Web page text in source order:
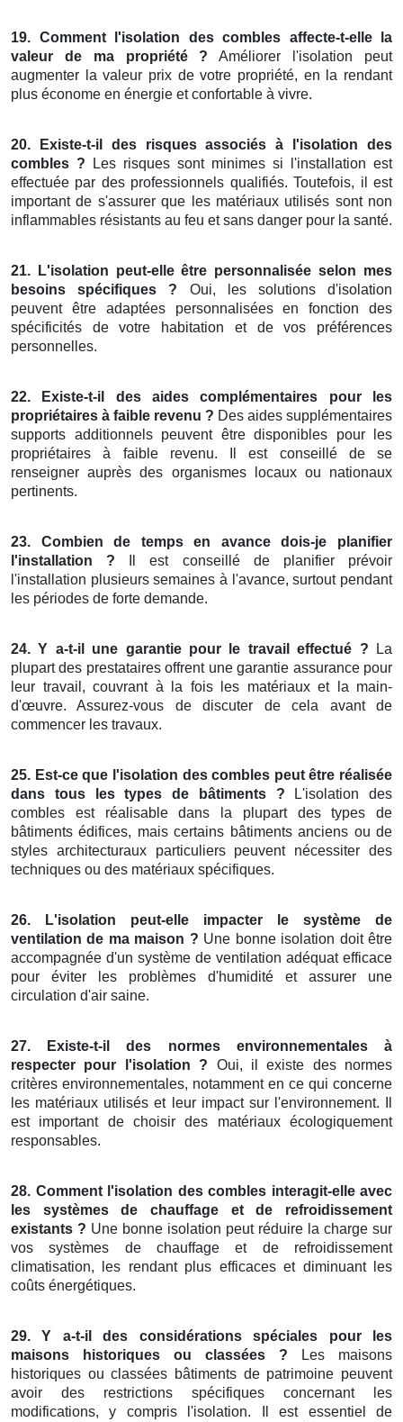
19. Comment l'isolation des combles affecte-t-elle la
valeur de ma propriété ? Améliorer l'isolation peut
augmenter la valeur prix de votre propriété, en la rendant
plus économe en énergie et confortable à vivre.
20. Existe-t-il des risques associés à l'isolation des
combles ? Les risques sont minimes si l'installation est
effectuée par des professionnels qualifiés. Toutefois, il est
important de s'assurer que les matériaux utilisés sont non
inflammables résistants au feu et sans danger pour la santé.
21. L'isolation peut-elle être personnalisée selon mes
besoins spécifiques ? Oui, les solutions d'isolation
peuvent être adaptées personnalisées en fonction des
spécificités de votre habitation et de vos préférences
personnelles.
22. Existe-t-il des aides complémentaires pour les
propriétaires à faible revenu ? Des aides supplémentaires
supports additionnels peuvent être disponibles pour les
propriétaires à faible revenu. Il est conseillé de se
renseigner auprès des organismes locaux ou nationaux
pertinents.
23. Combien de temps en avance dois-je planifier
l'installation ? Il est conseillé de planifier prévoir
l'installation plusieurs semaines à l'avance, surtout pendant
les périodes de forte demande.
24. Y a-t-il une garantie pour le travail effectué ? La
plupart des prestataires offrent une garantie assurance pour
leur travail, couvrant à la fois les matériaux et la main-
d'œuvre. Assurez-vous de discuter de cela avant de
commencer les travaux.
25. Est-ce que l'isolation des combles peut être réalisée
dans tous les types de bâtiments ? L'isolation des
combles est réalisable dans la plupart des types de
bâtiments édifices, mais certains bâtiments anciens ou de
styles architecturaux particuliers peuvent nécessiter des
techniques ou des matériaux spécifiques.
26. L'isolation peut-elle impacter le système de
ventilation de ma maison ? Une bonne isolation doit être
accompagnée d'un système de ventilation adéquat efficace
pour éviter les problèmes d'humidité et assurer une
circulation d'air saine.
27. Existe-t-il des normes environnementales à
respecter pour l'isolation ? Oui, il existe des normes
critères environnementales, notamment en ce qui concerne
les matériaux utilisés et leur impact sur l'environnement. Il
est important de choisir des matériaux écologiquement
responsables.
28. Comment l'isolation des combles interagit-elle avec
les systèmes de chauffage et de refroidissement
existants ? Une bonne isolation peut réduire la charge sur
vos systèmes de chauffage et de refroidissement
climatisation, les rendant plus efficaces et diminuant les
coûts énergétiques.
29. Y a-t-il des considérations spéciales pour les
maisons historiques ou classées ? Les maisons
historiques ou classées bâtiments de patrimoine peuvent
avoir des restrictions spécifiques concernant les
modifications, y compris l'isolation. Il est essentiel de